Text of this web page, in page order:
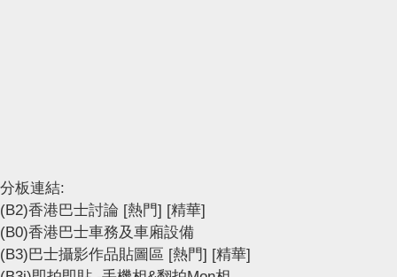
分板連結:
(B2)香港巴士討論 [熱門] [精華]
(B0)香港巴士車務及車廂設備
(B3)巴士攝影作品貼圖區 [熱門] [精華]